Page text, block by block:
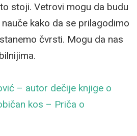
stoji. Vetrovi mogu da budu
kako da se prilagodimo
čvrsti. Mogu da nas
– autor dečije knjige o
kos – Priča o